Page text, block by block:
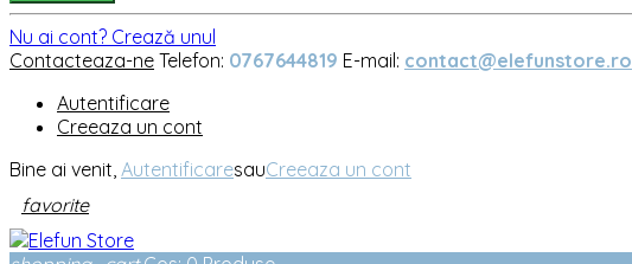
Nu ai cont? Crează unul
Contacteaza-ne Telefon: 0767644819 E-mail: contact@elefunstore.ro
Autentificare
Creeaza un cont
Bine ai venit, AutentificaresauCreeaza un cont
favorite